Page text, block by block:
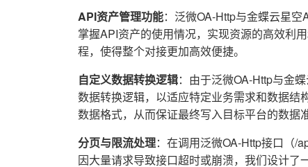
API资产管理功能：泛微OA-Http与金蝶云星
掌握API资产的使用情况，实现资源的高效利
程，使得整个对接更加高效便捷。
自定义数据转换逻辑：由于泛微OA-Http与金
数据转换逻辑，以适应特定业务需求和数据
数据格式，从而保证最终写入目标平台的数据
分页与限流处理：在调用泛微OA-Http接口（/
因大量请求导致接口超时或崩溃，我们设计了